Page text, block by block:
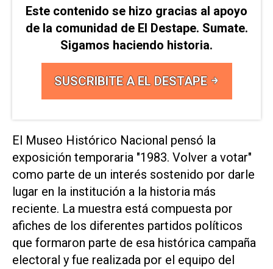
Este contenido se hizo gracias al apoyo
de la comunidad de El Destape. Sumate.
Sigamos haciendo historia.
SUSCRIBITE A EL DESTAPE
El Museo Histórico Nacional pensó la
exposición temporaria "1983. Volver a votar"
como parte de un interés sostenido por darle
lugar en la institución a la historia más
reciente. La muestra está compuesta por
afiches de los diferentes partidos políticos
que formaron parte de esa histórica campaña
electoral y fue realizada por el equipo del